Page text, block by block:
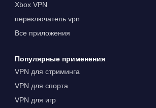
Xbox VPN
переключатель vpn
Все приложения
Популярные применения
VPN для стриминга
VPN для спорта
VPN для игр